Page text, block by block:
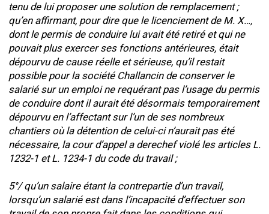
tenu de lui proposer une solution de remplacement ;
qu’en affirmant, pour dire que le licenciement de M. X…,
dont le permis de conduire lui avait été retiré et qui ne
pouvait plus exercer ses fonctions antérieures, était
dépourvu de cause réelle et sérieuse, qu’il restait
possible pour la société Challancin de conserver le
salarié sur un emploi ne requérant pas l’usage du permis
de conduire dont il aurait été désormais temporairement
dépourvu en l’affectant sur l’un de ses nombreux
chantiers où la détention de celui-ci n’aurait pas été
nécessaire, la cour d’appel a derechef violé les articles L.
1232-1 et L. 1234-1 du code du travail ;
5°/ qu’un salaire étant la contrepartie d’un travail,
lorsqu’un salarié est dans l’incapacité d’effectuer son